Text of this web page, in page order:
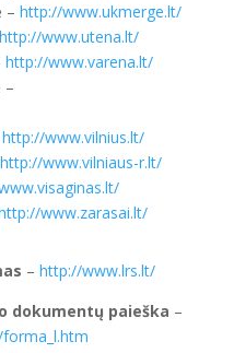
– http://www.ukmerge.lt/
http://www.utena.lt/
http://www.varena.lt/
–
http://www.vilnius.lt/
http://www.vilniaus-r.lt/
www.zarasai.lt/
– http://www.lrs.lt/
dokumentų paieška –